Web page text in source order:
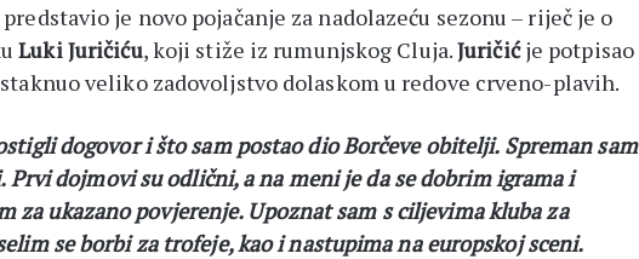
je novo pojačanje za nadolazeću sezonu – riječ je o
LukiJuričiću, koji stiže iz rumunjskog Cluja.Juričićje potpisao
veliko zadovoljstvo dolaskom u redove crveno-plavih.
dogovor i što sam postao dio Borčeve obitelji. Spreman sam
Prvi dojmovi su odlični, a na meni je da se dobrim igrama i
za ukazano povjerenje. Upoznat sam s ciljevima kluba za
se borbi za trofeje, kao i nastupima na europskoj sceni.